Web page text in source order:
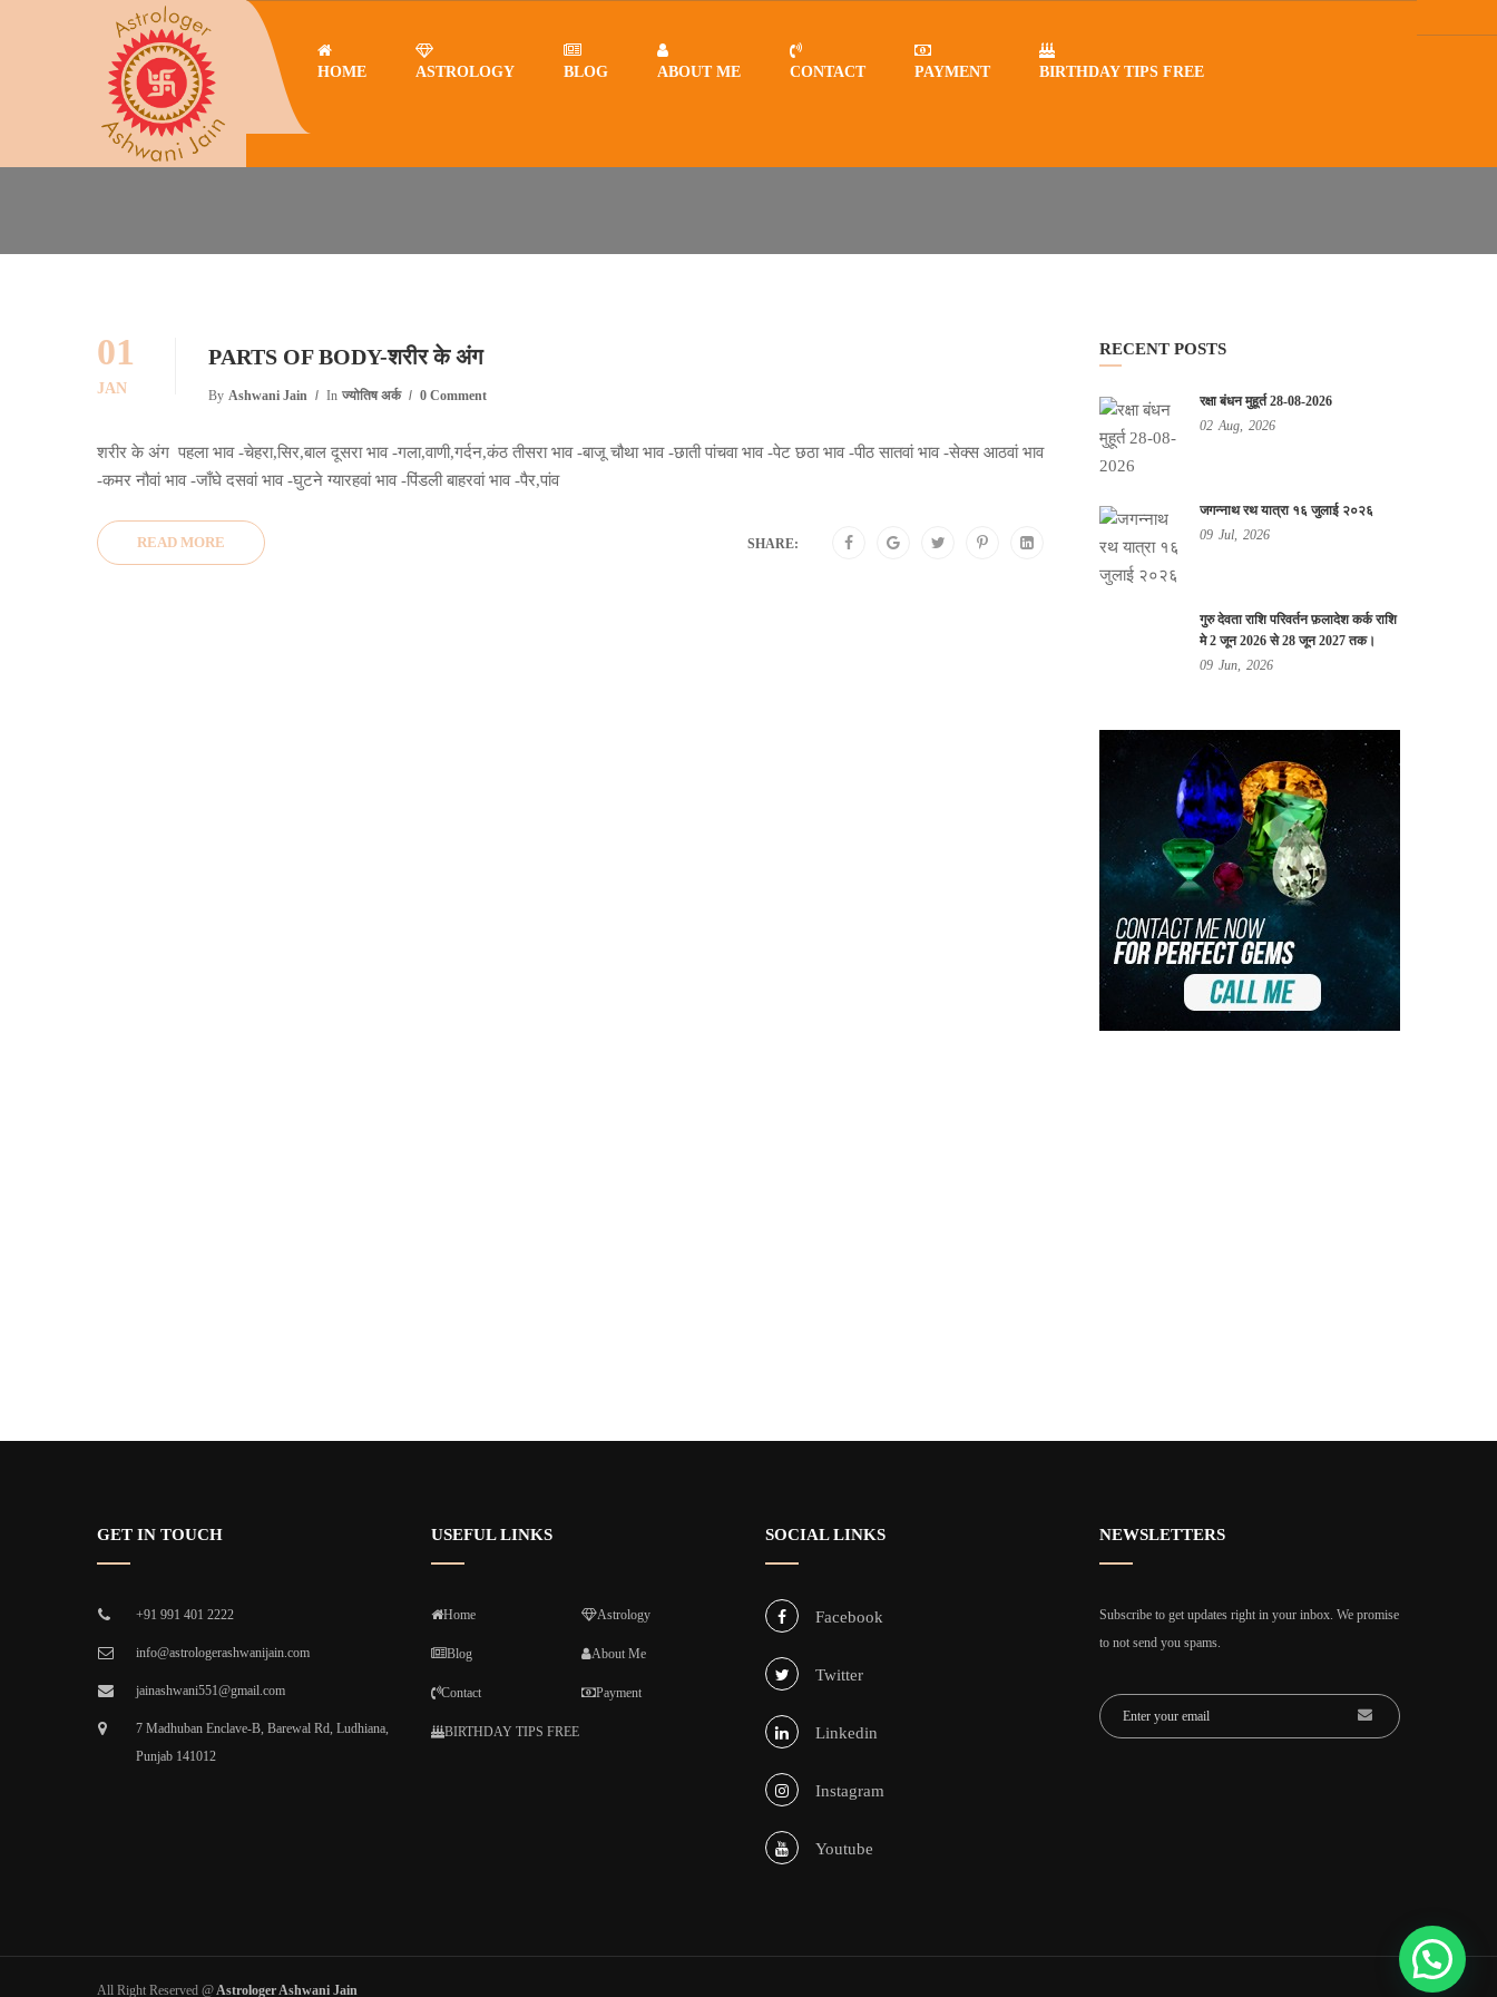
HOME ASTROLOGY BLOG ABOUT ME CONTACT PAYMENT BIRTHDAY TIPS FREE
Home member of group
MEMBER OF GROUP
01
JAN
PARTS OF BODY-शरीर के अंग
By Ashwani Jain In ज्योतिष अर्क 0 Comment
शरीर के अंग पहला भाव -चेहरा,सिर,बाल दूसरा भाव -गला,वाणी,गर्दन,कंठ तीसरा भाव -बाजू चौथा भाव -छाती पांचवा भाव -पेट छठा भाव -पीठ सातवां भाव -सेक्स आठवां भाव
-कमर नौवां भाव -जाँघे दसवां भाव -घुटने ग्यारहवां भाव -पिंडली बाहरवां भाव -पैर,पांव
READ MORE SHARE:
RECENT POSTS
रक्षा बंधन मुहूर्त 28-08-2026
02 Aug, 2026
जगन्नाथ रथ यात्रा १६ जुलाई २०२६
09 Jul, 2026
गुरु देवता राशि परिवर्तन फ़लादेश कर्क राशि
मे 2 जून 2026 से 28 जून 2027 तक।
09 Jun, 2026
GET IN TOUCH
+91 991 401 2222
info@astrologerashwanijain.com
jainashwani551@gmail.com
7 Madhuban Enclave-B, Barewal Rd, Ludhiana,
Punjab 141012
USEFUL LINKS
Home Astrology
Blog About Me
Contact Payment
BIRTHDAY TIPS FREE
SOCIAL LINKS
Facebook
Twitter
Linkedin
Instagram
Youtube
NEWSLETTERS
Subscribe to get updates right in your inbox. We promise
to not send you spams.
All Right Reserved @Astrologer Ashwani Jain